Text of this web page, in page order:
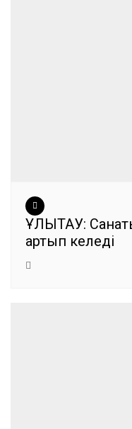
ҰЛЫТАУ:
артып келеді